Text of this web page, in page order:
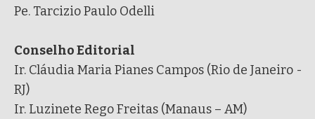
Pe. Tarcizio Paulo Odelli
Conselho Editorial
Ir. Cláudia Maria Pianes Campos (Rio de Janeiro -
RJ)
Ir. Luzinete Rego Freitas (Manaus – AM)